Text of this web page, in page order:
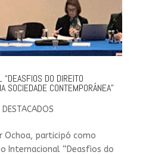
“DEASFIOS DO DIREITO
SOCIEDADE CONTEMPORÁNEA”
DESTACADOS
Ochoa, participó como
Internacional “Deasfios do